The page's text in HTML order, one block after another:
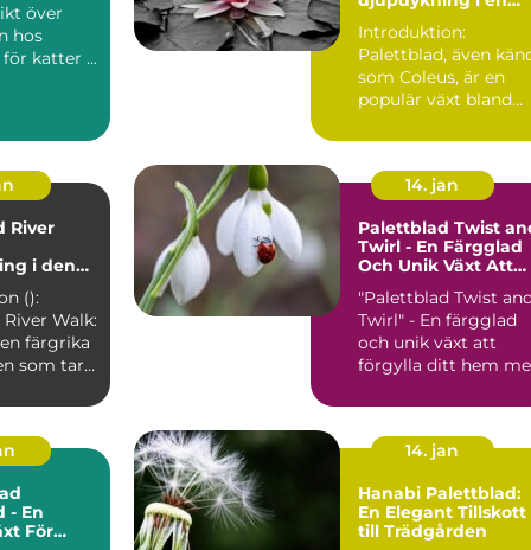
hos
palettblad för katter ...
Introduktion:
Palettblad, även
som Coleus, är en
populär växt bland
och in...
River
i den
():
Walk:
färgrika
som tar
14. jan
Palettblad Twist
Twirl - En Färgglad
Och Unik Växt Att
Med
"Palettblad Twist
Twirl" - En färgglad
och unik växt att
förgylla ditt hem
- En
För
14. jan
Hanabi Palettblad:
En Elegant Tillskott
till Trädgården